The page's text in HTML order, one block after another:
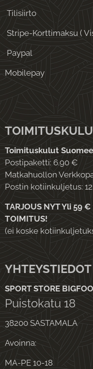
Tilisiirto
Stripe-Korttimaksu (
Paypal
Mobilepay
Toimituskulut
Postipaketti: 6.90 €
Matkahuollon
Postin kotiinkuljetus:
TARJOUS NYT Yli 59
TOIMITUS!
(ei koske
YHTEYSTIEDOT
SPORT STORE
Puistokatu 18
38200 SASTAMALA
Avoinna:
MA-PE 10-18